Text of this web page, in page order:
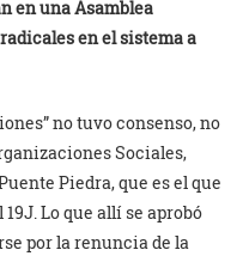
en una Asamblea
en el sistema a
no tuvo consenso, no
Sociales,
Piedra, que es el que
Lo que allí se aprobó
por la renuncia de la